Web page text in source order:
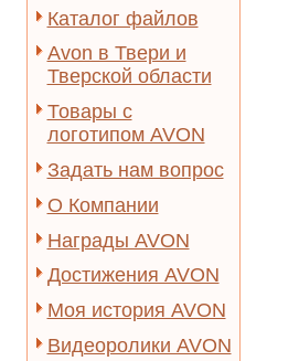
Каталог файлов
Avon в Твери и
Тверской области
Товары с
логотипом AVON
Задать нам вопрос
О Компании
Награды AVON
Достижения AVON
Моя история AVON
Видеоролики AVON